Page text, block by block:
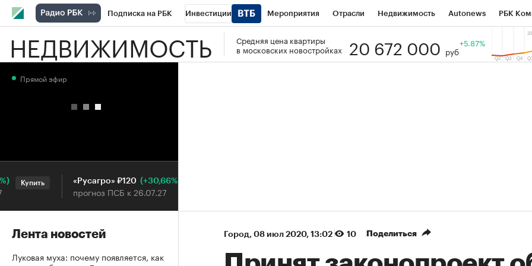
Подписка на РБК Инвестиции Мероприятия Отрасли Недвижимость Autonews РБК
РБК Вино Спорт Школа управления РБК РБК Образование Тренды
НЕДВИЖИМОСТЬ
Средняя цена квартиры
в московских новостройках
20 672 000 руб
+5.87%
Город⁠, 08 июл 2020, 13:02 10 Поделиться
Прямой эфир
Купить «Русагро» ₽120 (+30,66%)
прогноз ПСБ к 26.07.27
Купить
Лента новостей
Луковая муха: почему появляется, как